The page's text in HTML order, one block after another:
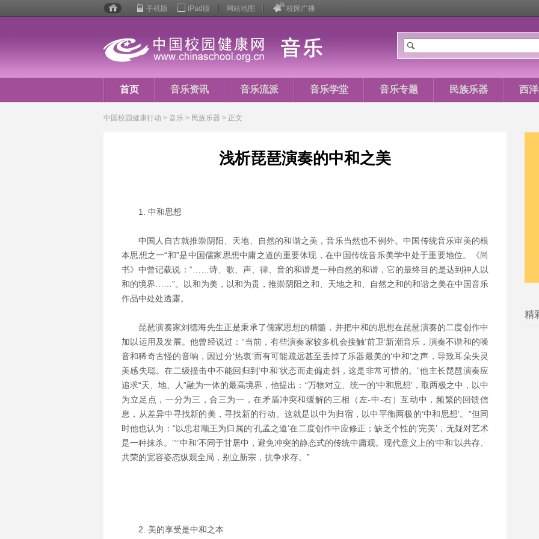
行动
手机版 iPad版 网站地图 校园广播
首页 音乐资讯 音乐流派 音乐学堂 音乐专题 民族乐器 西
音乐人生
中国校园健康行动 > 音乐 > 民族乐器 > 正文
浅析琵琶演奏的中和之美
1. 中和思想
中国人自古就推崇阴阳、天地、自然的和谐之美，音乐当然也不例外。中国传统音乐审美的根
本思想之一“和”是中国儒家思想中庸之道的重要体现，在中国传统音乐美学中处于重要地位。《尚
书》中曾记载说：“……诗、歌、声、律、音的和谐是一种自然的和谐，它的最终目的是达到神人以
和的境界……”。以和为美，以和为贵，推崇阴阳之和、天地之和、自然之和的和谐之美在中国音乐
作品中处处透露。
琵琶演奏家刘德海先生正是秉承了儒家思想的精髓，并把中和的思想在琵琶演奏的二度创作中
加以运用及发展。他曾经说过：“当前，有些演奏家较多机会接触‘前卫’新潮音乐，演奏不谐和的噪
音和稀奇古怪的音响，因过分‘热衷’而有可能疏远甚至丢掉了乐器最美的‘中和’之声，导致耳朵失灵
美感失聪。在二级撞击中不能回归到‘中和’状态而走偏走斜，这是非常可惜的。”他主长琵琶演奏应
追求“天、地、人”融为一体的最高境界，他提出：“万物对立、统一的‘中和思想’，取两极之中，以中
为立足点，一分为三，合三为一，在矛盾冲突和缓解的三相（左-中-右）互动中，频繁的回馈信
息，从差异中寻找新的美，寻找新的行动。这就是以中为归宿，以中平衡两极的‘中和思想’。”但同
时他也认为：“以忠君顺王为归属的‘孔孟之道’在二度创作中应修正；缺乏个性的‘完美’，无疑对艺术
是一种抹杀。”“‘中和’不同于甘居中，避免冲突的静态式的传统中庸观。现代意义上的‘中和’以共存、
共荣的宽容姿态纵观全局，别立新宗，抗争求存。”
2. 美的享受是中和之本
精